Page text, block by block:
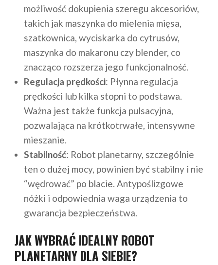
możliwość dokupienia szeregu akcesoriów,
takich jak maszynka do mielenia mięsa,
szatkownica, wyciskarka do cytrusów,
maszynka do makaronu czy blender, co
znacząco rozszerza jego funkcjonalność.
Regulacja prędkości: Płynna regulacja
prędkości lub kilka stopni to podstawa.
Ważna jest także funkcja pulsacyjna,
pozwalająca na krótkotrwałe, intensywne
mieszanie.
Stabilność: Robot planetarny, szczególnie
ten o dużej mocy, powinien być stabilny i nie
“wędrować” po blacie. Antypoślizgowe
nóżki i odpowiednia waga urządzenia to
gwarancja bezpieczeństwa.
JAK WYBRAĆ IDEALNY ROBOT
PLANETARNY DLA SIEBIE?